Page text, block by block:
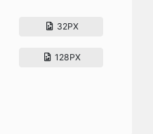
32PX
128PX